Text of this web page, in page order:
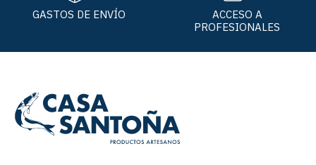
GASTOS DE ENVÍO
ACCESO A
PROFESIONALES